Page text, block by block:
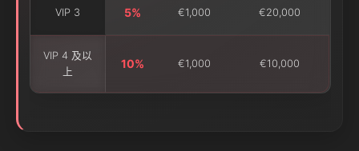
VIP 3 5% €1,000 €20,000
VIP 4 及以
上
10% €1,000 €10,000